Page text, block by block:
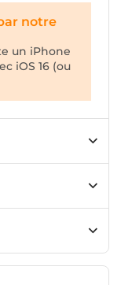
notre
un iPhone
iOS 16 (ou